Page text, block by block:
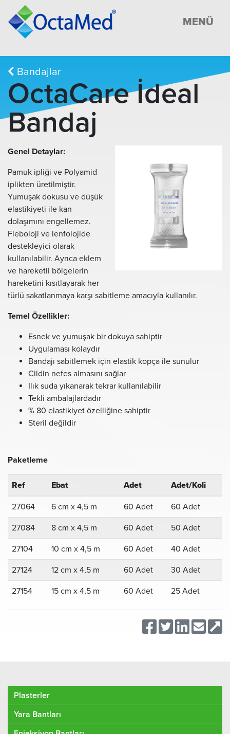
MENÜ
Bandajlar
OctaCare İdeal
Bandaj
Genel Detaylar:
Pamuk ipliği ve Polyamid
iplikten üretilmiştir.
Yumuşak dokusu ve düşük
elastikiyeti ile kan
dolaşımını engellemez.
Fleboloji ve lenfolojide
destekleyici olarak
kullanılabilir. Ayrıca eklem
ve hareketli bölgelerin
hareketini kısıtlayarak her
türlü sakatlanmaya karşı sabitleme amacıyla kullanılır.
Temel Özellikler:
Esnek ve yumuşak bir dokuya sahiptir
Uygulaması kolaydır
Bandajı sabitlemek için elastik kopça ile sunulur
Cildin nefes almasını sağlar
Ilık suda yıkanarak tekrar kullanılabilir
Tekli ambalajlardadır
% 80 elastikiyet özelliğine sahiptir
Steril değildir
Paketleme
Ref Ebat Adet Adet/Koli
27064 6 cm x 4,5 m 60 Adet 60 Adet
27084 8 cm x 4,5 m 60 Adet 50 Adet
27104 10 cm x 4,5 m 60 Adet 40 Adet
27124 12 cm x 4,5 m 60 Adet 30 Adet
27154 15 cm x 4,5 m 60 Adet 25 Adet
Plasterler
Yara Bantları